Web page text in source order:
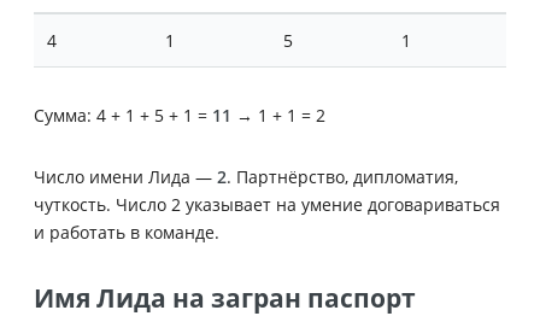
4 1 5 1
Сумма: 4 + 1 + 5 + 1 = 11 → 1 + 1 = 2
Число имени Лида — 2. Партнёрство, дипломатия,
чуткость. Число 2 указывает на умение договариваться
и работать в команде.
Имя Лида на загран паспорт